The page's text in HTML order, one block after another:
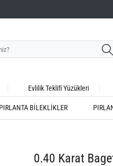
Evlilik Teklifi Yüzükleri
PIRLANTA BILEKLIKLER
0.40 Karat